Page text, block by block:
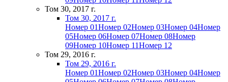
Том 30, 2017 г.
Том 30, 2017 г.
Номер 01Номер 02Номер 03Номер 04Номер
05Номер 06Номер 07Номер 08Номер
09Номер 10Номер 11Номер 12
Том 29, 2016 г.
Том 29, 2016 г.
Номер 01Номер 02Номер 03Номер 04Номер